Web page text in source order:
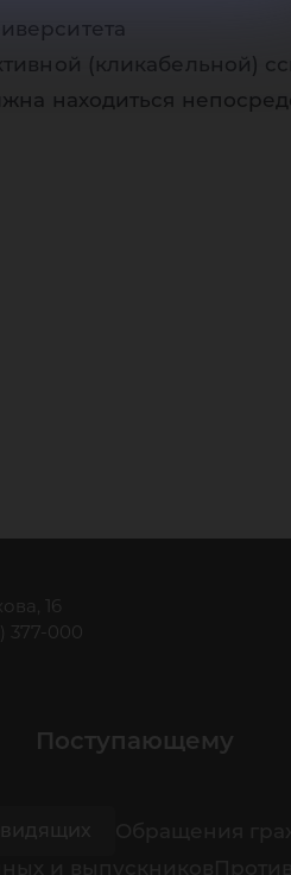
(кликабельной)
находиться
16
377-000
Поступающему